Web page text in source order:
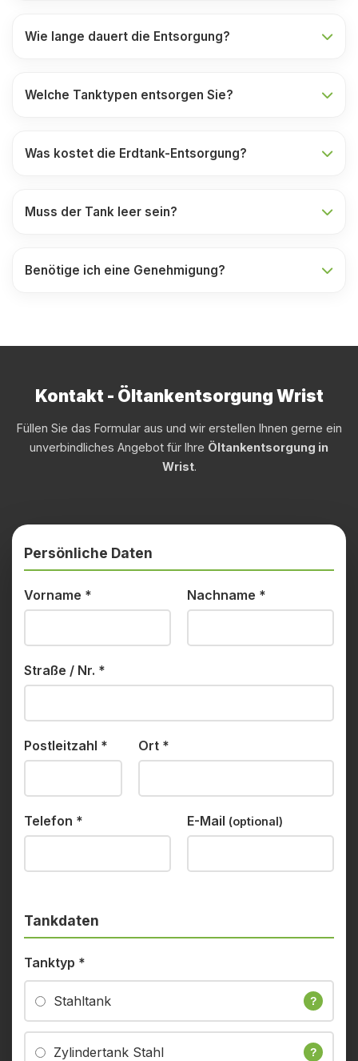
Wie lange dauert die Entsorgung?
Welche Tanktypen entsorgen Sie?
Was kostet die Erdtank-Entsorgung?
Muss der Tank leer sein?
Benötige ich eine Genehmigung?
Kontakt - Öltankentsorgung Wrist
Füllen Sie das Formular aus und wir erstellen Ihnen gerne ein
unverbindliches Angebot für Ihre Öltankentsorgung in
Wrist.
Persönliche Daten
Vorname * Nachname *
Straße / Nr. *
Postleitzahl * Ort *
Telefon * E-Mail (optional)
Tankdaten
Tanktyp *
Stahltank ?
Zylindertank Stahl ?